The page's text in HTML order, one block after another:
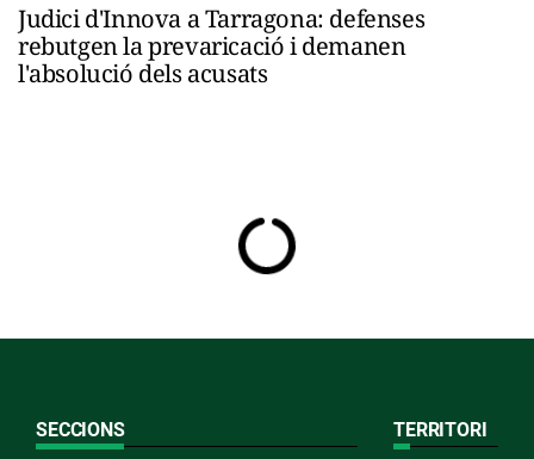
Judici d'Innova a Tarragona: defenses
rebutgen la prevaricació i demanen
l'absolució dels acusats
SECCIONS TERRITORI